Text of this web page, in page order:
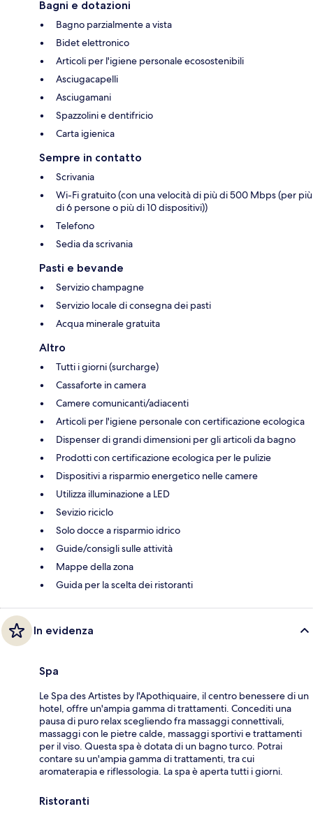
Bagni e dotazioni
Bagno parzialmente a vista
Bidet elettronico
Articoli per l'igiene personale ecosostenibili
Asciugacapelli
Asciugamani
Spazzolini e dentifricio
Carta igienica
Sempre in contatto
Scrivania
Wi-Fi gratuito (con una velocità di più di 500 Mbps (per più
di 6 persone o più di 10 dispositivi))
Telefono
Sedia da scrivania
Pasti e bevande
Servizio champagne
Servizio locale di consegna dei pasti
Acqua minerale gratuita
Altro
Tutti i giorni (surcharge)
Cassaforte in camera
Camere comunicanti/adiacenti
Articoli per l'igiene personale con certificazione ecologica
Dispenser di grandi dimensioni per gli articoli da bagno
Prodotti con certificazione ecologica per le pulizie
Dispositivi a risparmio energetico nelle camere
Utilizza illuminazione a LED
Sevizio riciclo
Solo docce a risparmio idrico
Guide/consigli sulle attività
Mappe della zona
Guida per la scelta dei ristoranti
In evidenza
Spa
Le Spa des Artistes by l'Apothiquaire, il centro benessere di un
hotel, offre un'ampia gamma di trattamenti. Concediti una
pausa di puro relax scegliendo fra massaggi connettivali,
massaggi con le pietre calde, massaggi sportivi e trattamenti
per il viso. Questa spa è dotata di un bagno turco. Potrai
contare su un'ampia gamma di trattamenti, tra cui
aromaterapia e riflessologia. La spa è aperta tutti i giorni.
Ristoranti